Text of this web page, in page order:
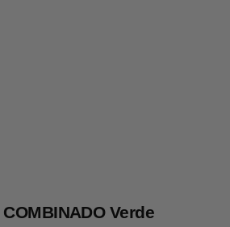
Verde